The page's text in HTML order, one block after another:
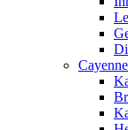
Cayenne